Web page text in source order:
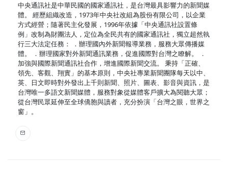
中央通訊社是中華民國的國家通訊社，是台灣最具影響力的新聞媒
體。 經歷組織改造，1973年中央社改組為股份有限公司，以企業
方式經營；隨著民主化發展，1996年依據「中央通訊社設置條
例」改制為財團法人，定位為全民共有的國家通訊社，獨立超然執
行三大法定任務： ．辦理國內外新聞報導業務，服務大眾傳播媒
體。 ．辦理國家對外新聞通訊業務，促進國際對台灣之瞭解。 ．
加強與國際新聞通訊社合作，增進國際新聞交流。 秉持「正確、
領先、客觀、翔實」的基本原則，中央社專業新聞團隊每天以中、
英、日文即時對外發出上千則新聞、照片、圖表、影音與資訊，是
台灣唯一多語文新聞媒體，服務對象從媒體客戶擴大為閱聽大眾；
從台灣民眾延伸至全球僑胞與讀者，充分扮演「台灣之眼，世界之
窗」。